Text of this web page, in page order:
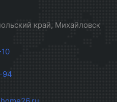
край, Михайловск
94